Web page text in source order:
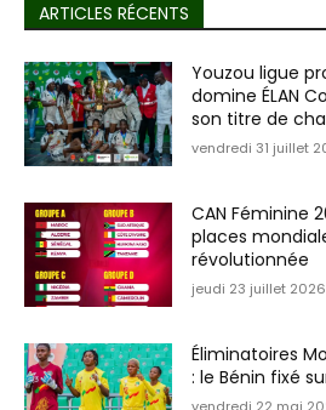
ARTICLES RÉCENTS
Youzou ligue
domine ÉLAN
son titre de
vendredi 31 juillet
CAN Féminine
places
révolutionnée
jeudi 23 juillet 2026
Éliminatoires
: le Bénin fixé
vendredi 22 mai